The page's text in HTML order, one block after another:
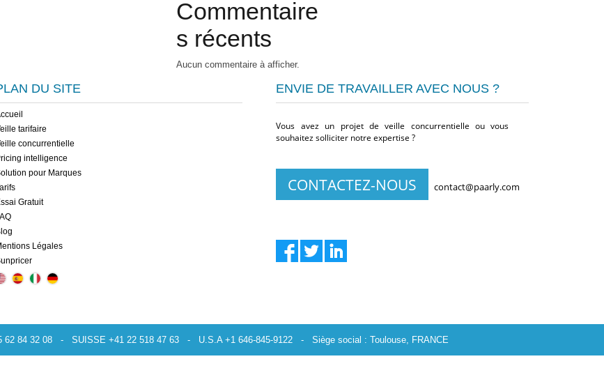
Commentaire
s récents
Aucun commentaire à afficher.
DU SITE
tarifaire
concurrentielle
intelligence
pour Marques
Gratuit
Légales
ENVIE DE TRAVAILLER AVEC NOUS ?
Vous avez un projet de veille concurrentielle ou vous
souhaitez solliciter notre expertise ?
CONTACTEZ-NOUS contact@paarly.com
84 32 08 - SUISSE +41 22 518 47 63 - U.S.A +1 646-845-9122 - Siège social : Toulouse, FRANCE